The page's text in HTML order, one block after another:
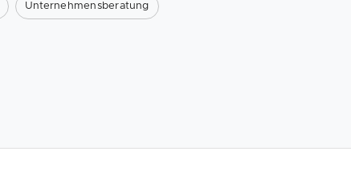
Unternehmensberatung